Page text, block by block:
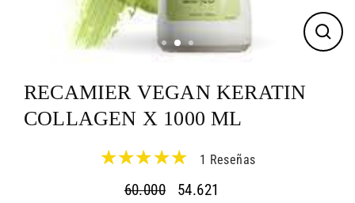
RECAMIER VEGAN KERATIN
COLLAGEN X 1000 ML
1 Reseñas
60.000 54.621